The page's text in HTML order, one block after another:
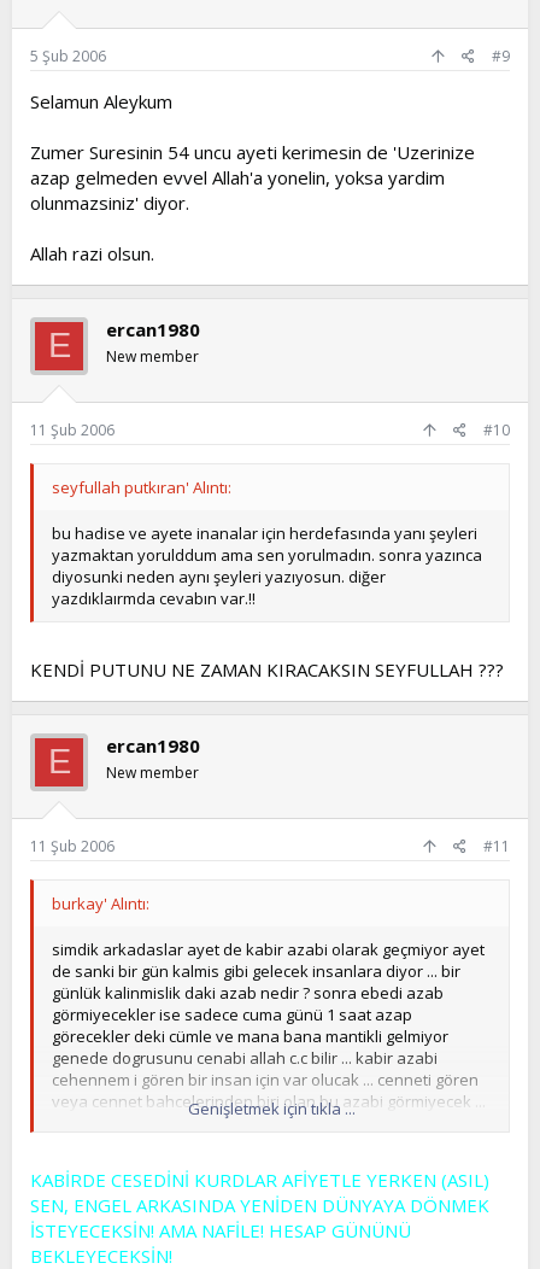
5 Şub 2006 #9
Selamun Aleykum
Zumer Suresinin 54 uncu ayeti kerimesin de 'Uzerinize
azap gelmeden evvel Allah'a yonelin, yoksa yardim
olunmazsiniz' diyor.
Allah razi olsun.
E ercan1980
New member
11 Şub 2006 #10
seyfullah putkıran' Alıntı:
bu hadise ve ayete inanalar için herdefasında yanı şeyleri
yazmaktan yorulddum ama sen yorulmadın. sonra yazınca
diyosunki neden aynı şeyleri yazıyosun. diğer
yazdıklaırmda cevabın var.!!
KENDİ PUTUNU NE ZAMAN KIRACAKSIN SEYFULLAH ???
E ercan1980
New member
11 Şub 2006 #11
burkay' Alıntı:
simdik arkadaslar ayet de kabir azabi olarak geçmiyor ayet
de sanki bir gün kalmis gibi gelecek insanlara diyor ... bir
günlük kalinmislik daki azab nedir ? sonra ebedi azab
görmiyecekler ise sadece cuma günü 1 saat azap
görecekler deki cümle ve mana bana mantikli gelmiyor
genede dogrusunu cenabi allah c.c bilir ... kabir azabi
cehennem i gören bir insan için var olucak ... cenneti gören
veya cennet bahcelerinden biri olan bu azabi görmiyecek ...
Genişletmek için tıkla ...
KABİRDE CESEDİNİ KURDLAR AFİYETLE YERKEN (ASIL)
SEN, ENGEL ARKASINDA YENİDEN DÜNYAYA DÖNMEK
İSTEYECEKSİN! AMA NAFİLE! HESAP GÜNÜNÜ
BEKLEYECEKSİN!